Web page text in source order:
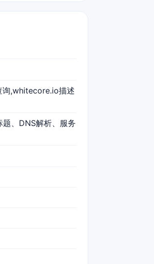
,whitecore.io描述
、DNS解析、服务